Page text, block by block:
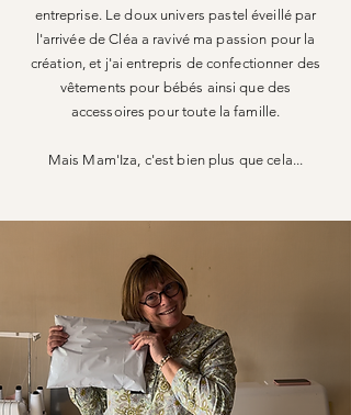
entreprise. Le doux univers pastel éveillé par
l'arrivée de Cléa a ravivé ma passion pour la
création, et j'ai entrepris de confectionner des
vêtements pour bébés ainsi que des
accessoires pour toute la famille.
Mais Mam'Iza, c'est bien plus que cela...